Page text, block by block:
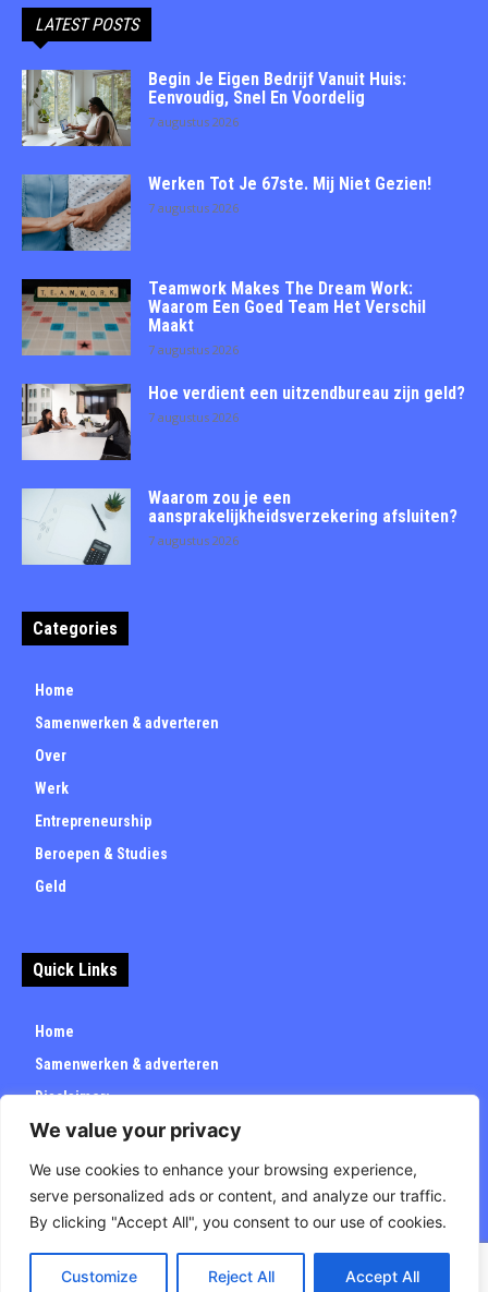
We value your privacy
We use cookies to enhance your browsing experience,
serve personalized ads or content, and analyze our traffic.
By clicking "Accept All", you consent to our use of cookies.
Customize Reject All Accept All
LATEST POSTS
Begin Je Eigen Bedrijf Vanuit Huis:
Eenvoudig, Snel En Voordelig
7 augustus 2026
Werken Tot Je 67ste. Mij Niet Gezien!
7 augustus 2026
Teamwork Makes The Dream Work:
Waarom Een Goed Team Het Verschil
Maakt
7 augustus 2026
Hoe verdient een uitzendbureau zijn geld?
7 augustus 2026
Waarom zou je een
aansprakelijkheidsverzekering afsluiten?
7 augustus 2026
Categories
Home
Samenwerken & adverteren
Over
Werk
Entrepreneurship
Beroepen & Studies
Geld
Quick Links
Home
Samenwerken & adverteren
Disclaimer:
Over
Privacybeleid